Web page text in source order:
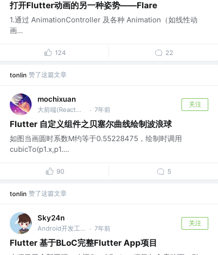
打开Flutter动画的另一种姿势——Flare
1.通过 AnimationController 及各种 Animation（如线性动
画...
124 22
tonlin 赞了这篇文章
mochixuan
大前端(React、RN、Android、Vue、Flutter、Node) · 7年前
关注
Flutter 自定义组件之贝塞尔曲线绘制波浪球
如图当画圆时系数M约等于0.55228475，绘制时调用
cubicTo(p1.x,p1....
90 5
tonlin 赞了这篇文章
Sky24n
Android开发工程师 · 7年前
关注
Flutter 基于BLoC完整Flutter App项目